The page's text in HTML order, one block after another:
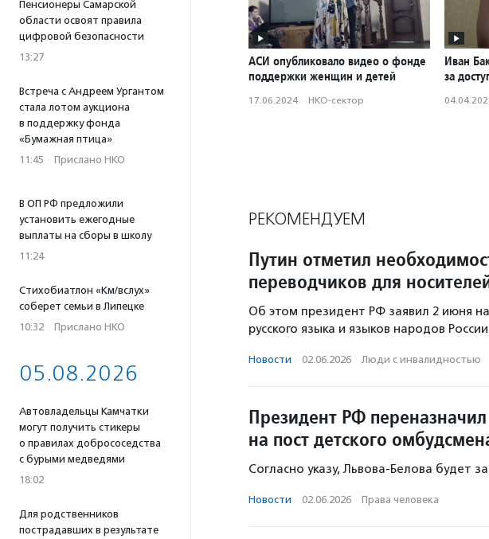
Пенсионеры Самарской
области освоят правила
цифровой безопасности
13:27
Встреча с Андреем Ургантом
стала лотом аукциона
в поддержку фонда
«Бумажная птица»
11:45 · Прислано НКО
В ОП РФ предложили
установить ежегодные
выплаты на сборы в школу
11:24
Стихобиатлон «Км/вслух»
соберет семьи в Липецке
10:32 · Прислано НКО
05.08.2026
Автовладельцы Камчатки
могут получить стикеры
о правилах добрососедства
с бурыми медведями
18:02
Для родственников
пострадавших в результате
АСИ опубликовало видео о фонде
поддержки женщин и детей
17.06.2024 · НКО-сектор
Иван
за
РЕКОМЕНДУЕМ
Путин отметил
переводчиков для
Об этом президент РФ заявил 2 июня
русского языка и языков народов
Новости · 02.06.2026 · Люди с инвалидностью
Президент РФ
на пост детского
Согласно указу, Львова-Белова будет
Новости · 02.06.2026 · Права человека